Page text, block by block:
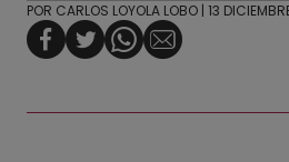
POR CARLOS LOYOLA LOBO | 13